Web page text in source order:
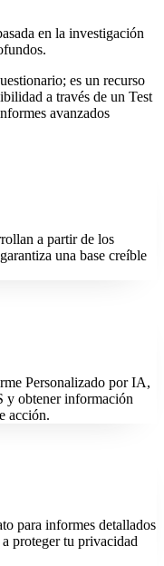
en la investigación
es un recurso
a través de un Test
avanzados
a partir de los
una base creíble
Personalizado por IA,
y obtener información
acción.
para informes detallados
proteger tu privacidad